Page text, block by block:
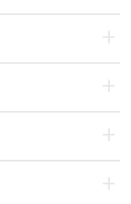
+
+
+
+